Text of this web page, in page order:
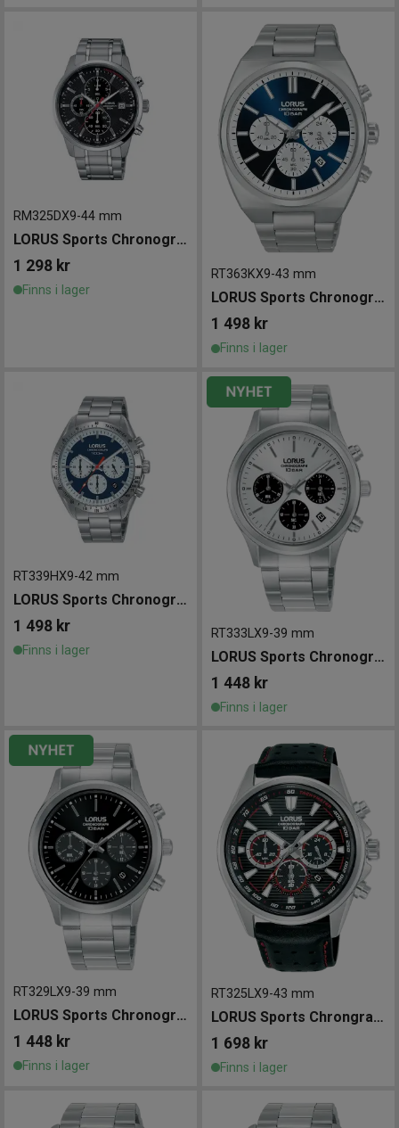
RM325DX9-44 mm
LORUS Sports Chronograph 44mm
1 298 kr
Finns i lager
RT363KX9-43 mm
LORUS Sports Chronograph 43mm
1 498 kr
Finns i lager
RT339HX9-42 mm
LORUS Sports Chronograph 42mm
1 498 kr
Finns i lager
RT333LX9-39 mm
LORUS Sports Chronograph 39mm
1 448 kr
Finns i lager
RT329LX9-39 mm
LORUS Sports Chronograph 39mm
1 448 kr
Finns i lager
RT325LX9-43 mm
LORUS Sports Chrongraph 43mm
1 698 kr
Finns i lager